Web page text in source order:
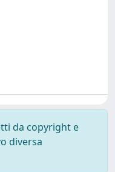
da copyright e
diversa